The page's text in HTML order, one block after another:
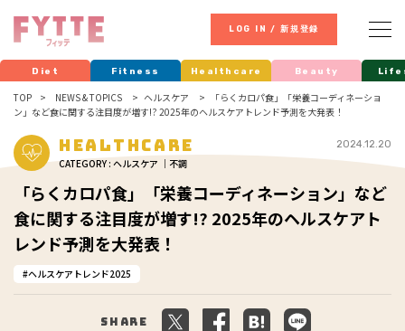
LOG IN / 新規登録
Diet Fitness Healthcare Beauty
TOP NEWS & TOPICS ヘルスケア
「らくカロパ食」「栄養コーディネーショ
ン」など食に関する注目度が増す!? 2025年のヘルスケアトレンド予測を大発表！
Healthcare
CATEGORY : ヘルスケア ｜不調
2024.12.20
「らくカロパ食」「栄養コーディネーション」など
食に関する注目度が増す!? 2025年のヘルスケアト
レンド予測を大発表！
ヘルスケアトレンド2025
Share